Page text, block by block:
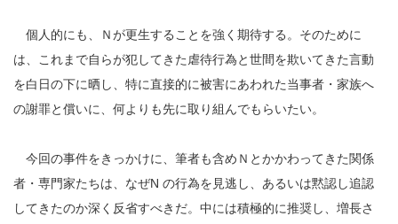
個人的にも、Ｎが更生することを強く期待する。そのために
は、これまで自らが犯してきた虐待行為と世間を欺いてきた言動
を白日の下に晒し、特に直接的に被害にあわれた当事者・家族へ
の謝罪と償いに、何よりも先に取り組んでもらいたい。
今回の事件をきっかけに、筆者も含めＮとかかわってきた関係
者・専門家たちは、なぜN の行為を見逃し、あるいは黙認し追認
してきたのか深く反省すべきだ。中には積極的に推奨し、増長さ